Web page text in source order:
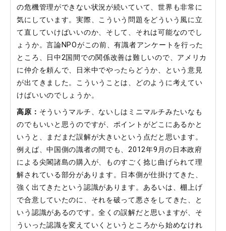
の危機管理ができない状況が続いていて、世界も非常に
気にしています。実際、こういう問題をどういう風に立
て直していけばいいのか、そして、それは可能なのでし
ょうか。言論NPOがこの前、有識者アンケートを行った
ところ、日中2国間での関係改善は難しいので、アメリカ
に仲介を頼んで、日米中でやったらどうか、という意見
が出てきました。こういうことは、どのように考えてい
けばいいのでしょうか。
高原： そういうマルチ、ないしはミニマルチみたいなも
のでもいいと思うのですが、ポイントがどこにあるかと
いうと、まだまだ誤解が大きいという点だと思います。
例えば、中国側の識者の間でも、2012年9月の日本政府
による尖閣諸島の購入が、ものすごく捻じ曲げられて理
解されている部分があります。日本側が仕掛けてきた、
強く出てきたという認識があります。あるいは、棚上げ
で合意していたのに、それを破って悪さをしてきた、と
いう認識があるのです。全くの誤解だと思いますが、そ
ういった認識を変えていくというところから始めなけれ